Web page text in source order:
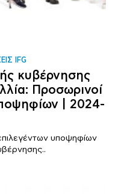
IFG
κυβέρνησης
Προσωρινοί
| 2024-
υποψηφίων